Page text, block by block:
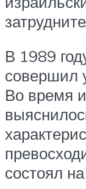
В 1989
совершил
Во время
состоял